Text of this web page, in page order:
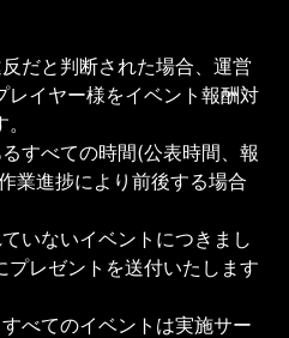
だと判断された場合、運営
レイヤー様をイベント報酬対
すべての時間(公表時間、報
業進捗により前後する場合
いないイベントにつきまし
レゼントを送付いたします
べてのイベントは実施サー